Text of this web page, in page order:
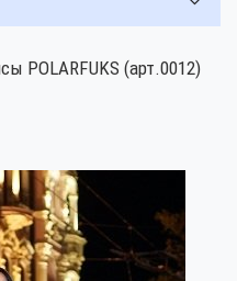
POLARFUKS (арт.0012)